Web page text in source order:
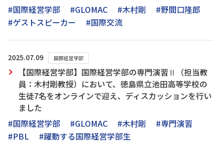
#国際経営学部
#GLOMAC #木村剛
#野間口隆郎
#ゲストスピーカー
#国際交流
2025.07.09 国際経営学部
【国際経営学部】国際経営学部の専門演習Ⅱ（担当教
員：木村剛教授）において、徳島県立池田高等学校の
生徒7名をオンラインで迎え、ディスカッションを行い
ました
#国際経営学部
#GLOMAC #木村剛
#専門演習
#PBL
#躍動する国際経営学部生